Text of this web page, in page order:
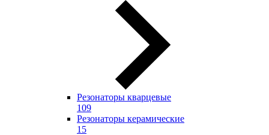
Резонаторы кварцевые
109
Резонаторы керамические
15